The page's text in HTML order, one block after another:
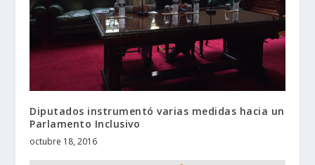
Diputados instrumentó varias medidas hacia un
Parlamento Inclusivo
octubre 18, 2016